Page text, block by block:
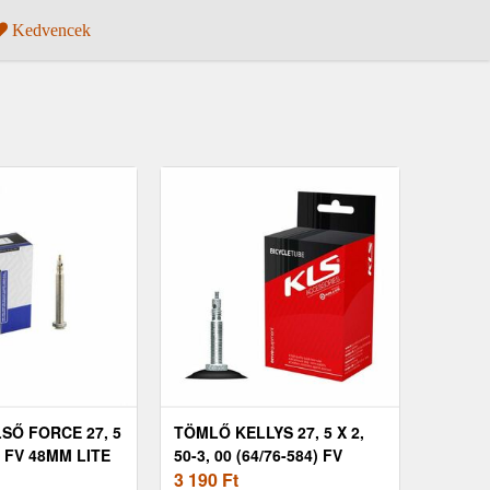
Kedvencek
FORCE 27, 5
48MM LITE
TÖMLŐ KELLYS 27, 5 X 2,
50-3, 00 (64/76-584) FV
39MM
3 190 Ft